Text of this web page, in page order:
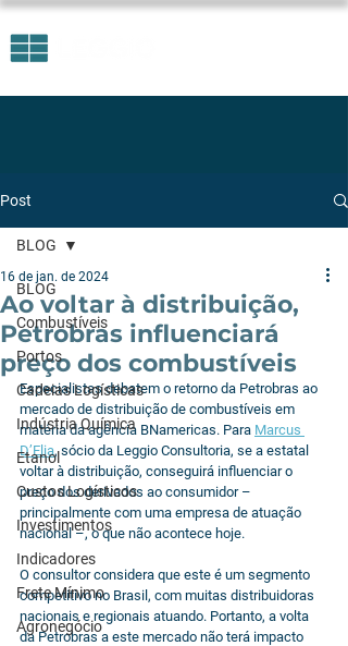
Post
BLOG
Combustíveis
Portos
Cadeias Logísticas
Indústria Química
Etanol
Custos Logísticos
Investimentos
Indicadores
Frete Mínimo
Agronegócio
BLOG
Ao voltar à distribuição,
Petrobras influenciará
preço dos combustíveis
16 de jan. de 2024
Especialistas debatem o retorno da Petrobras ao
mercado de distribuição de combustíveis em
matéria da agência BNamericas. Para Marcus
D’Elia, sócio da Leggio Consultoria, se a estatal
voltar à distribuição, conseguirá influenciar o
preço dos derivados ao consumidor –
principalmente com uma empresa de atuação
nacional –, o que não acontece hoje.
O consultor considera que este é um segmento
competitivo no Brasil, com muitas distribuidoras
nacionais e regionais atuando. Portanto, a volta
da Petrobras a este mercado não terá impacto